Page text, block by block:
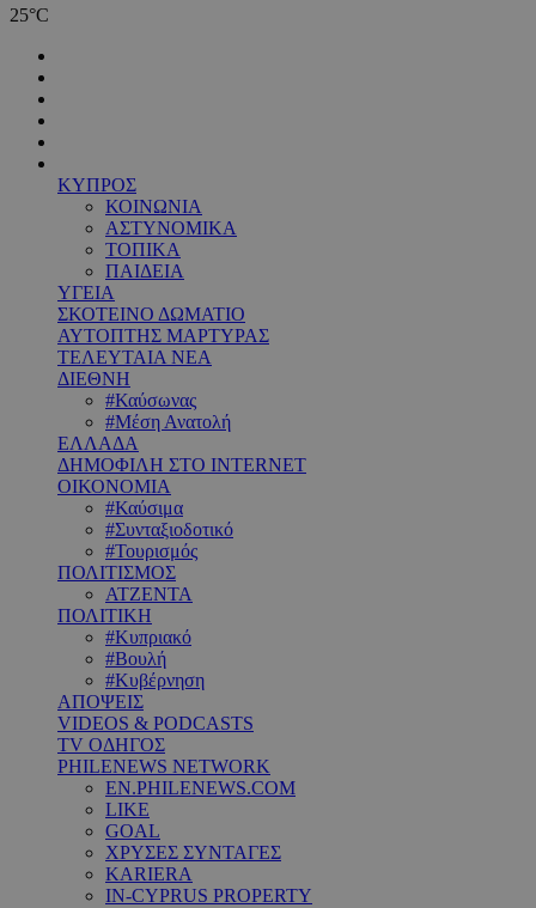
25°C
ΚΥΠΡΟΣ
ΚΟΙΝΩΝΙΑ
ΑΣΤΥΝΟΜΙΚΑ
ΤΟΠΙΚΑ
ΠΑΙΔΕΙΑ
ΥΓΕΙΑ
ΣΚΟΤΕΙΝΟ ΔΩΜΑΤΙΟ
ΑΥΤΟΠΤΗΣ ΜΑΡΤΥΡΑΣ
ΤΕΛΕΥΤΑΙΑ ΝΕΑ
ΔΙΕΘΝΗ
#Καύσωνας
#Μέση Ανατολή
ΕΛΛΑΔΑ
ΔΗΜΟΦΙΛΗ ΣΤΟ INTERNET
ΟΙΚΟΝΟΜΙΑ
#Καύσιμα
#Συνταξιοδοτικό
#Τουρισμός
ΠΟΛΙΤΙΣΜΟΣ
ΑΤΖΕΝΤΑ
ΠΟΛΙΤΙΚΗ
#Κυπριακό
#Βουλή
#Κυβέρνηση
ΑΠΟΨΕΙΣ
VIDEOS & PODCASTS
TV ΟΔΗΓΟΣ
PHILENEWS NETWORK
EN.PHILENEWS.COM
LIKE
GOAL
ΧΡΥΣΕΣ ΣΥΝΤΑΓΕΣ
KARIERA
IN-CYPRUS PROPERTY